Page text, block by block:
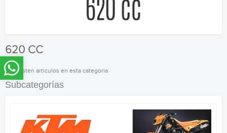
620 CC
No existen articulos en esta categoria
Subcategorías